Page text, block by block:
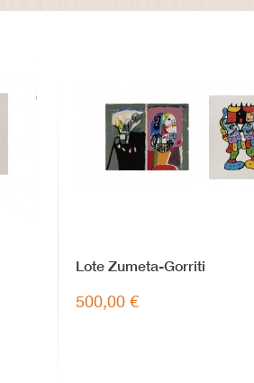
Lote Zumeta-Gorriti
500,00 €